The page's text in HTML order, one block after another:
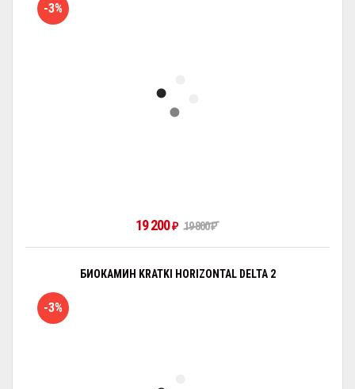
-3%
19 200₽ 19 800₽
БИОКАМИН KRATKI HORIZONTAL DELTA 2
-3%